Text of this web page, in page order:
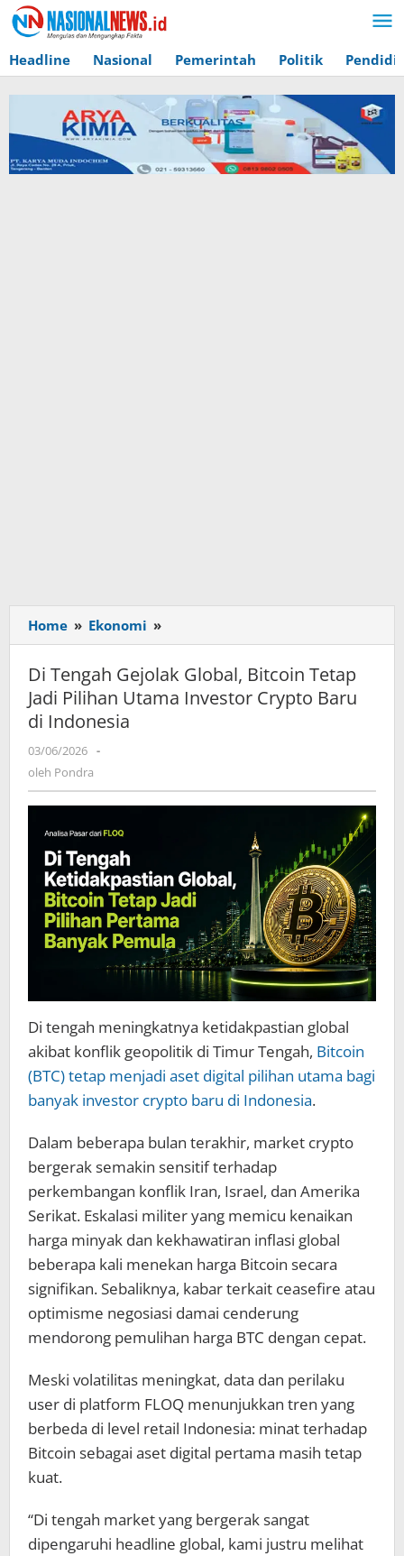
Lewati
ke
konten
Headline Nasional Pemerintah Politik
Home » Ekonomi »
Tengah
Gejolak
Global,
Bitcoin
Investor
Indonesia
Di Tengah Gejolak Global, Bitcoin Tetap
Jadi Pilihan Utama Investor Crypto Baru
di Indonesia
03/06/2026 oleh
-
oleh Pondra
Di tengah meningkatnya ketidakpastian global
akibat konflik geopolitik di Timur Tengah, Bitcoin
(BTC) tetap menjadi aset digital pilihan utama bagi
banyak investor crypto baru di Indonesia.
Dalam beberapa bulan terakhir, market crypto
bergerak semakin sensitif terhadap
perkembangan konflik Iran, Israel, dan Amerika
Serikat. Eskalasi militer yang memicu kenaikan
harga minyak dan kekhawatiran inflasi global
beberapa kali menekan harga Bitcoin secara
signifikan. Sebaliknya, kabar terkait ceasefire atau
optimisme negosiasi damai cenderung
mendorong pemulihan harga BTC dengan cepat.
Meski volatilitas meningkat, data dan perilaku
user di platform FLOQ menunjukkan tren yang
berbeda di level retail Indonesia: minat terhadap
Bitcoin sebagai aset digital pertama masih tetap
kuat.
“Di tengah market yang bergerak sangat
dipengaruhi headline global, kami justru melihat